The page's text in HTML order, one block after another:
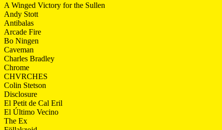
A Winged Victory for the Sullen
Andy Stott
Antibalas
Arcade Fire
Bo Ningen
Caveman
Charles Bradley
Chrome
CHVRCHES
Colin Stetson
Disclosure
El Petit de Cal Eril
El Último Vecino
The Ex